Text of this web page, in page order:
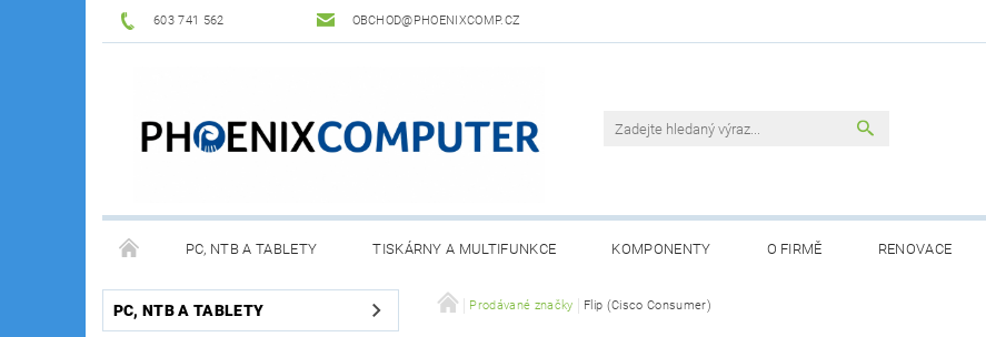
603 741 562 OBCHOD@PHOENIXCOMP.CZ
PC, NTB A TABLETY TISKÁRNY A MULTIFUNKCE KOMPONENTY O FIRMĚ RENOVACE
PC, NTB A TABLETY Prodávané značky Flip (Cisco Consumer)